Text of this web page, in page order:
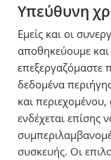
Υπεύθυνη
Εμείς και οι
αποθηκεύουμε
επεξεργαζόμαστε
δεδομένα
και
ενδέχεται επίσης
συσκευής. Οι